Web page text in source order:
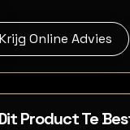
Krijg Online Advies
Product Te